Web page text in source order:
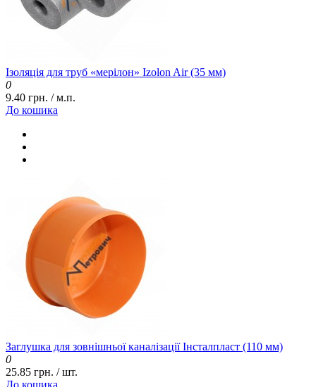
Ізоляція для труб «мерілон» Izolon Air (35 мм)
0
9.40 грн. / м.п.
До кошика
Заглушка для зовнішньої каналізації Інсталпласт (110 мм)
0
25.85 грн. / шт.
До кошика